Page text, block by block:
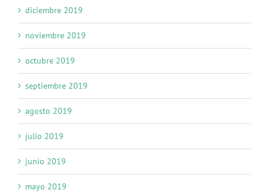
diciembre 2019
noviembre 2019
octubre 2019
septiembre 2019
agosto 2019
julio 2019
junio 2019
mayo 2019